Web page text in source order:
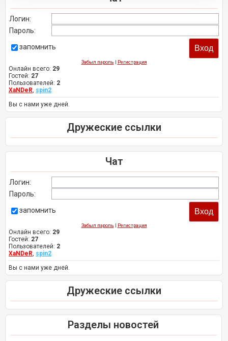
Логин:
Пароль:
запомнить
Забыл пароль | Регистрация
Онлайн всего: 29
Гостей: 27
Пользователей: 2
XaNDeR, spin2
Вы с нами уже дней.
Дружеские ссылки
Чат
Логин:
Пароль:
запомнить
Забыл пароль | Регистрация
Онлайн всего: 29
Гостей: 27
Пользователей: 2
XaNDeR, spin2
Вы с нами уже дней.
Дружеские ссылки
Разделы новостей